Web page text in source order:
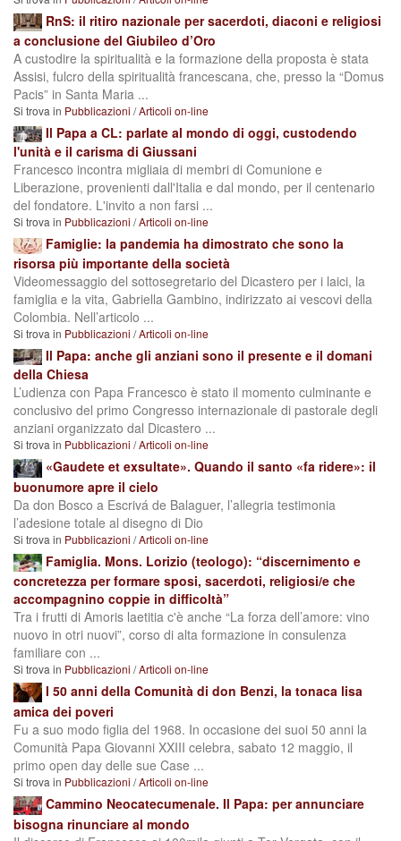
RnS: il ritiro nazionale per sacerdoti, diaconi e religiosi
a conclusione del Giubileo d’Oro
A custodire la spiritualità e la formazione della proposta è stata
Assisi, fulcro della spiritualità francescana, che, presso la “Domus
Pacis” in Santa Maria ...
Si trova in Pubblicazioni /Articoli on-line
Il Papa a CL: parlate al mondo di oggi, custodendo
l'unità e il carisma di Giussani
Francesco incontra migliaia di membri di Comunione e
Liberazione, provenienti dall'Italia e dal mondo, per il centenario
del fondatore. L'invito a non farsi ...
Si trova in Pubblicazioni /Articoli on-line
Famiglie: la pandemia ha dimostrato che sono la
risorsa più importante della società
Videomessaggio del sottosegretario del Dicastero per i laici, la
famiglia e la vita, Gabriella Gambino, indirizzato ai vescovi della
Colombia. Nell’articolo ...
Si trova in Pubblicazioni /Articoli on-line
Il Papa: anche gli anziani sono il presente e il domani
della Chiesa
L’udienza con Papa Francesco è stato il momento culminante e
conclusivo del primo Congresso internazionale di pastorale degli
anziani organizzato dal Dicastero ...
Si trova in Pubblicazioni /Articoli on-line
«Gaudete et exsultate». Quando il santo «fa ridere»: il
buonumore apre il cielo
Da don Bosco a Escrivá de Balaguer, l’allegria testimonia
l’adesione totale al disegno di Dio
Si trova in Pubblicazioni /Articoli on-line
Famiglia. Mons. Lorizio (teologo): “discernimento e
concretezza per formare sposi, sacerdoti, religiosi/e che
accompagnino coppie in difficoltà”
Tra i frutti di Amoris laetitia c'è anche “La forza dell’amore: vino
nuovo in otri nuovi”, corso di alta formazione in consulenza
familiare con ...
Si trova in Pubblicazioni /Articoli on-line
I 50 anni della Comunità di don Benzi, la tonaca lisa
amica dei poveri
Fu a suo modo figlia del 1968. In occasione dei suoi 50 anni la
Comunità Papa Giovanni XXIII celebra, sabato 12 maggio, il
primo open day delle sue Case ...
Si trova in Pubblicazioni /Articoli on-line
Cammino Neocatecumenale. Il Papa: per annunciare
bisogna rinunciare al mondo